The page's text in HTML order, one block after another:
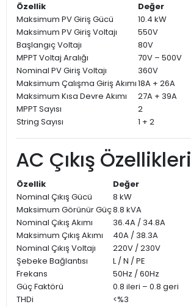
Özellik
Değer
Maksimum PV Giriş Gücü
10.4 kW
Maksimum PV Giriş Voltajı
550V
Başlangıç Voltajı
80V
MPPT Voltaj Aralığı
70V – 500V
Nominal PV Giriş Voltajı
360V
Maksimum Çalışma Giriş Akımı18A + 26A
Maksimum Kısa Devre Akımı
27A + 39A
MPPT Sayısı
2
String Sayısı
1 + 2
AC Çıkış Özellikleri
Özellik
Değer
Nominal Çıkış Gücü
8 kW
Maksimum Görünür Güç8.8 kVA
Nominal Çıkış Akımı
36.4A / 34.8A
Maksimum Çıkış Akımı
40A / 38.3A
Nominal Çıkış Voltajı
220V / 230V
Şebeke Bağlantısı
L / N / PE
Frekans
50Hz / 60Hz
Güç Faktörü
0.8 ileri – 0.8 geri
THDi
<%3